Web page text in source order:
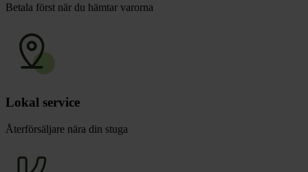
Betala först när du hämtar varorna
Lokal service
Återförsäljare nära din stuga